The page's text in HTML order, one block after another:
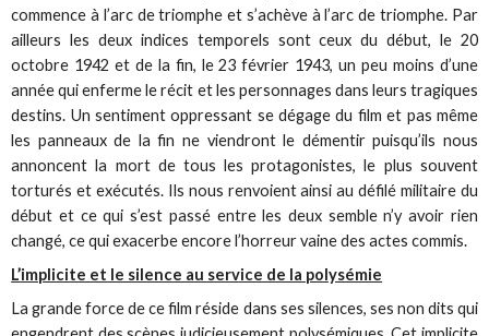
commence à l’arc de triomphe et s’achève à l’arc de triomphe. Par
ailleurs les deux indices temporels sont ceux du début, le 20
octobre 1942 et de la fin, le 23 février 1943, un peu moins d’une
année qui enferme le récit et les personnages dans leurs tragiques
destins. Un sentiment oppressant se dégage du film et pas même
les panneaux de la fin ne viendront le démentir puisqu’ils nous
annoncent la mort de tous les protagonistes, le plus souvent
torturés et exécutés. Ils nous renvoient ainsi au défilé militaire du
début et ce qui s’est passé entre les deux semble n’y avoir rien
changé, ce qui exacerbe encore l’horreur vaine des actes commis.
L’implicite et le silence au service de la polysémie
La grande force de ce film réside dans ses silences, ses non dits qui